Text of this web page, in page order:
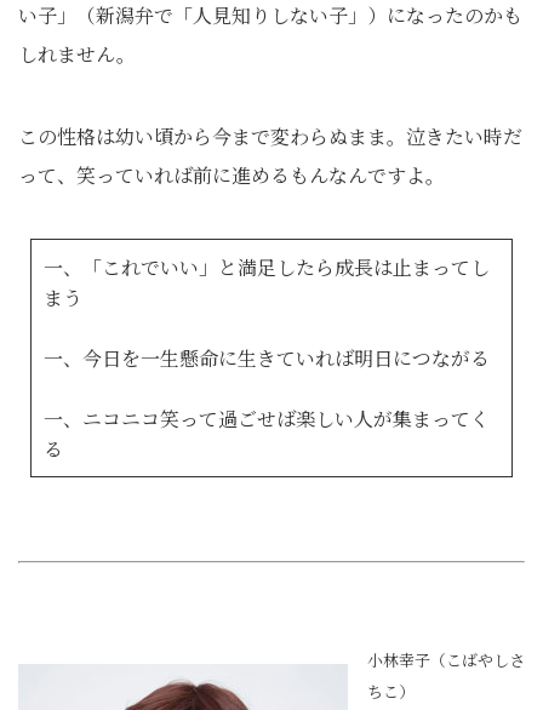
い子」（新潟弁で「人見知りしない子」）になったのかも
しれません。
この性格は幼い頃から今まで変わらぬまま。泣きたい時だ
って、笑っていれば前に進めるもんなんですよ。
一、「これでいい」と満足したら成長は止まってし
まう
一、今日を一生懸命に生きていれば明日につながる
一、ニコニコ笑って過ごせば楽しい人が集まってく
る
小林幸子（こばやしさ
ちこ）